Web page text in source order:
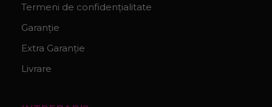
Termeni de confidențialitate
Garanție
Extra Garanție
Livrare